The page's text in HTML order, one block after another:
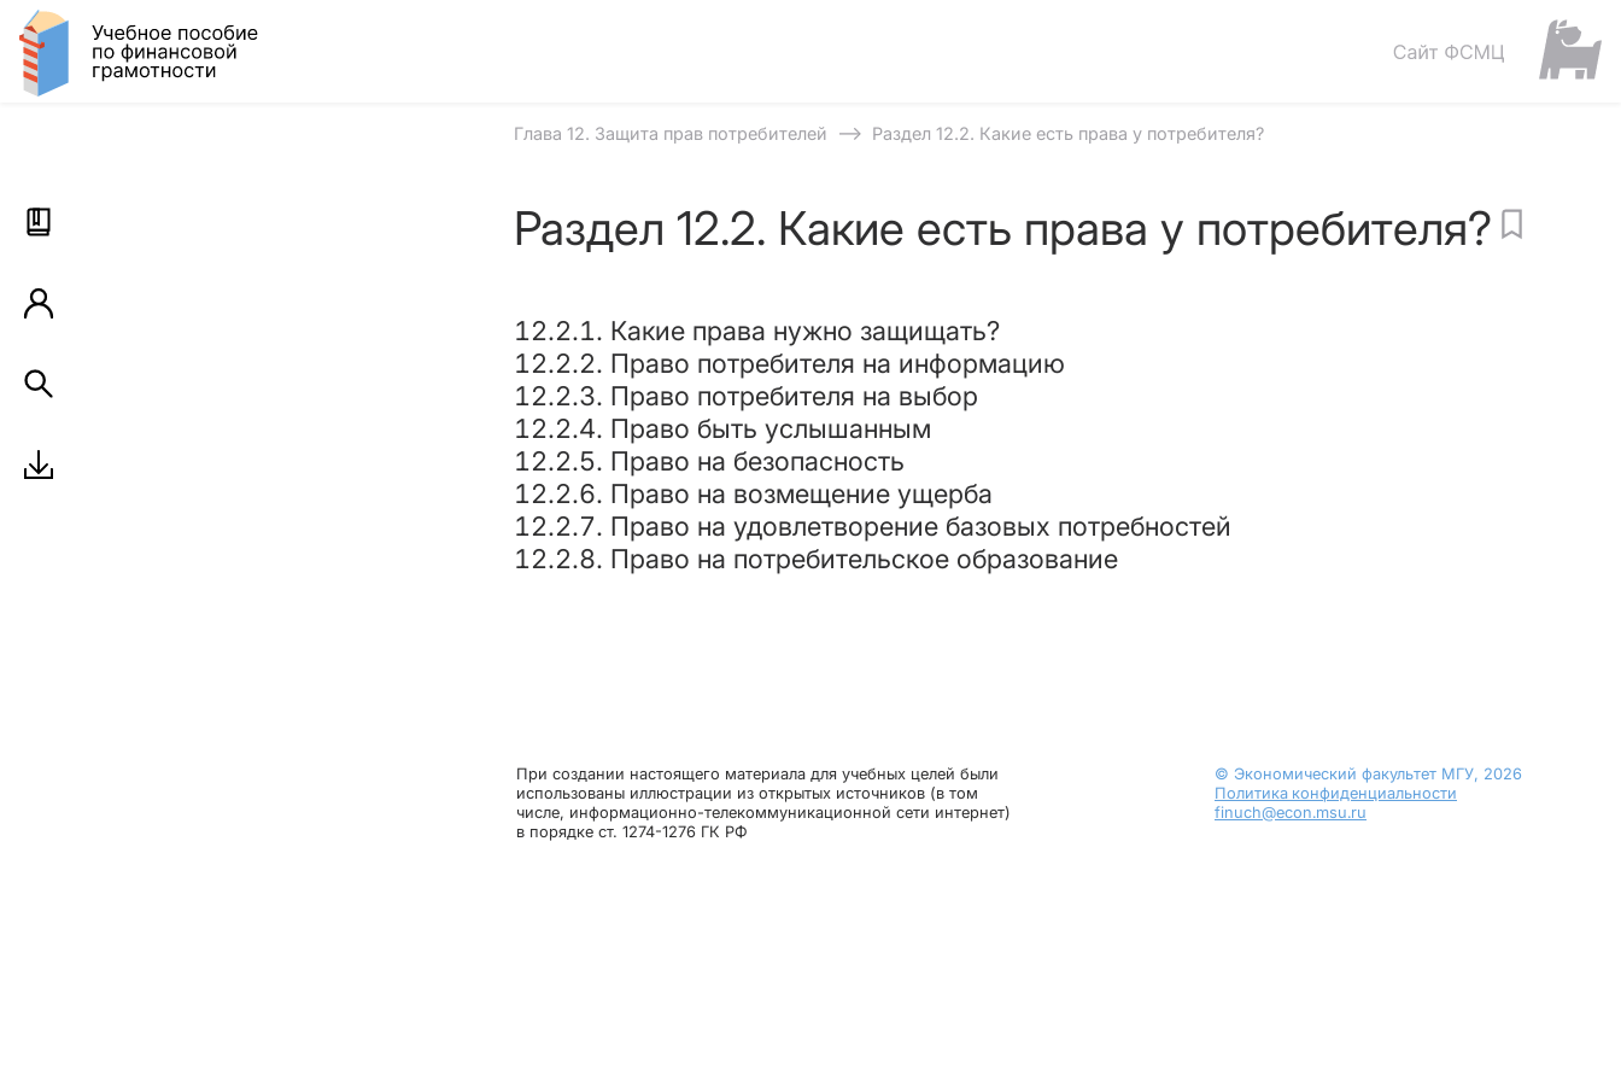
Глава 12. Защита прав потребителей ⟶ Раздел 12.2. Какие есть права у потребителя?
Раздел 12.2. Какие есть права у потребителя?
12.2.1. Какие права нужно защищать?
12.2.2. Право потребителя на информацию
12.2.3. Право потребителя на выбор
12.2.4. Право быть услышанным
12.2.5. Право на безопасность
12.2.6. Право на возмещение ущерба
12.2.7. Право на удовлетворение базовых потребностей
12.2.8. Право на потребительское образование
При создании настоящего материала для учебных целей были
использованы иллюстрации из открытых источников (в том
числе, информационно-телекоммуникационной сети интернет)
в порядке ст. 1274-1276 ГК РФ
© Экономический факультет МГУ, 2026
Политика конфиденциальности
finuch@econ.msu.ru